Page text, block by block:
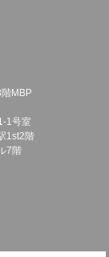
MBP
1号室
1st2階
7階